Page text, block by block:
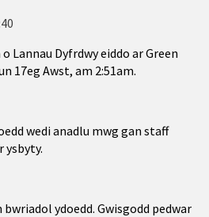
Lannau Dyfrdwy eiddo ar Green
17eg Awst, am 2:51am.
wedi anadlu mwg gan staff
ysbyty.
ydoedd. Gwisgodd pedwar